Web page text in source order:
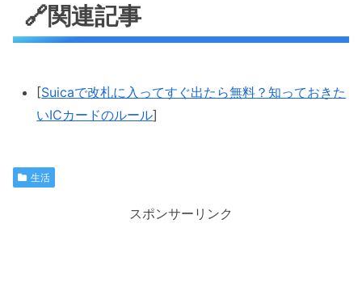
🔗関連記事
[Suicaで改札に入ってすぐ出たら無料？知っておきた
いICカードのルール]
生活
スポンサーリンク